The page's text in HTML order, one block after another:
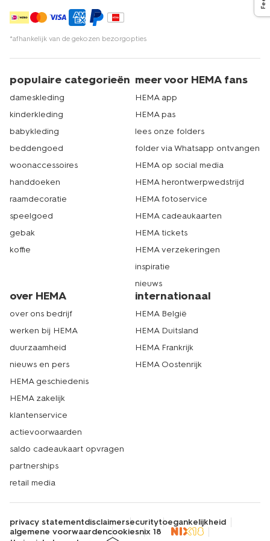
kopen. Heb je een mooi borduurwerkje gemaakt, dan is
het erg leuk om deze cadeau te geven aan een
geliefde. Gelukkig vind je bij ons ook vrolijke
*afhankelijk van de gekozen bezorgopties
populaire categorieën
dameskleding
kinderkleding
babykleding
beddengoed
woonaccessoires
handdoeken
raamdecoratie
speelgoed
gebak
koffie
meer voor HEMA fans
HEMA app
HEMA pas
lees onze folders
folder via Whatsapp ontvangen
HEMA op social media
HEMA herontwerpwedstrijd
HEMA fotoservice
HEMA cadeaukaarten
HEMA tickets
HEMA verzekeringen
inspiratie
nieuws
over HEMA
over ons bedrijf
werken bij HEMA
duurzaamheid
nieuws en pers
HEMA geschiedenis
HEMA zakelijk
klantenservice
actievoorwaarden
saldo cadeaukaart opvragen
partnerships
retail media
internationaal
HEMA België
HEMA Duitsland
HEMA Frankrijk
HEMA Oostenrijk
privacy statementdisclaimersecuritytoegankelijkheid
algemene voorwaardencookiesnix 18